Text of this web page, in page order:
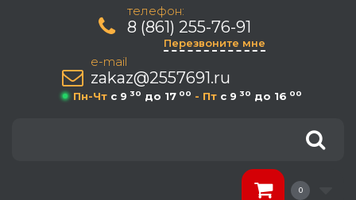
телефон:
8 (861) 255-76-91
Перезвоните мне
e-mail
zakaz@2557691.ru
Пн-Чт c 9 30 до 17 00 - Пт c 9 30 до 16 00
0